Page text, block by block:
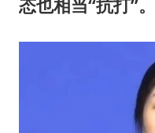
态也相当“抗打”。